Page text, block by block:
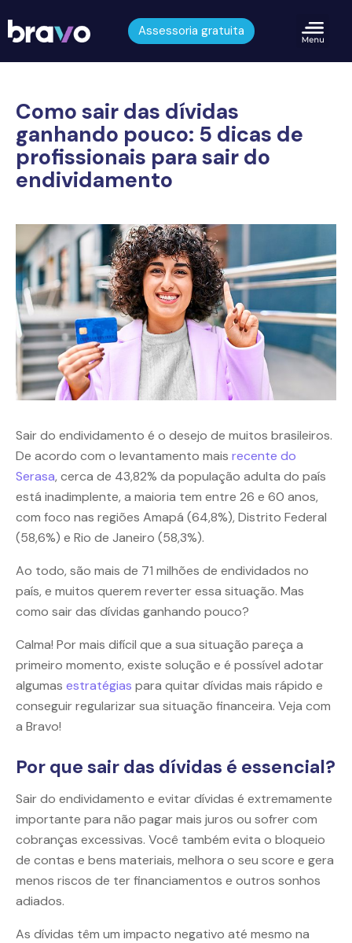
Assessoria gratuita
Como sair das dívidas
ganhando pouco: 5 dicas de
profissionais para sair do
endividamento
Sair do endividamento é o desejo de muitos brasileiros.
De acordo com o levantamento mais recente do
Serasa, cerca de 43,82% da população adulta do país
está inadimplente, a maioria tem entre 26 e 60 anos,
com foco nas regiões Amapá (64,8%), Distrito Federal
(58,6%) e Rio de Janeiro (58,3%).
Ao todo, são mais de 71 milhões de endividados no
país, e muitos querem reverter essa situação. Mas
como sair das dívidas ganhando pouco?
Calma! Por mais difícil que a sua situação pareça a
primeiro momento, existe solução e é possível adotar
algumas estratégias para quitar dívidas mais rápido e
conseguir regularizar sua situação financeira. Veja com
a Bravo!
Por que sair das dívidas é essencial?
Sair do endividamento e evitar dívidas é extremamente
importante para não pagar mais juros ou sofrer com
cobranças excessivas. Você também evita o bloqueio
de contas e bens materiais, melhora o seu score e gera
menos riscos de ter financiamentos e outros sonhos
adiados.
As dívidas têm um impacto negativo até mesmo na